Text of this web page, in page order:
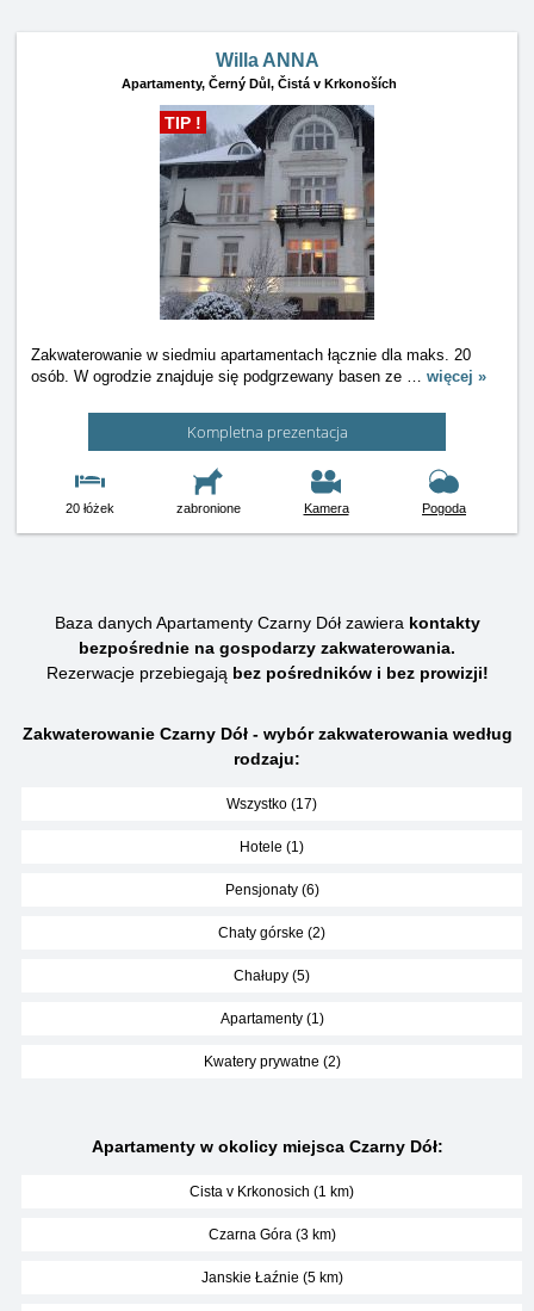
Willa ANNA
Apartamenty, Černý Důl, Čistá v Krkonoších
TIP !
Zakwaterowanie w siedmiu apartamentach łącznie dla maks. 20
osób. W ogrodzie znajduje się podgrzewany basen ze … więcej »
Kompletna prezentacja
20 łóżek zabronione Kamera Pogoda
Baza danych Apartamenty Czarny Dół zawiera kontakty
bezpośrednie na gospodarzy zakwaterowania.
Rezerwacje przebiegają bez pośredników i bez prowizji!
Zakwaterowanie Czarny Dół - wybór zakwaterowania według
rodzaju:
Wszystko (17)
Hotele (1)
Pensjonaty (6)
Chaty górske (2)
Chałupy (5)
Apartamenty (1)
Kwatery prywatne (2)
Apartamenty w okolicy miejsca Czarny Dół:
Cista v Krkonosich (1 km)
Czarna Góra (3 km)
Janskie Łaźnie (5 km)